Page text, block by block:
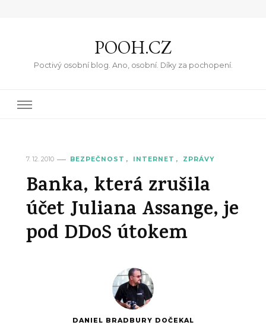
POOH.CZ
Poctivý osobní blog. Ano, osobní. Díky za pochopení.
7. 12. 2010 BEZPEČNOST INTERNET ZPRÁVY
Banka, která zrušila
účet Juliana Assange, je
pod DDoS útokem
DANIEL BRADBURY DOČEKAL